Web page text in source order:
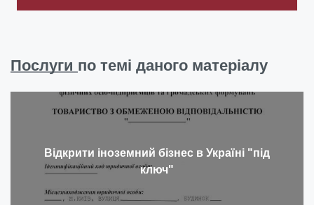
Послуги по темі даного матеріалу
Відкрити іноземний бізнес в Україні "під
ключ"